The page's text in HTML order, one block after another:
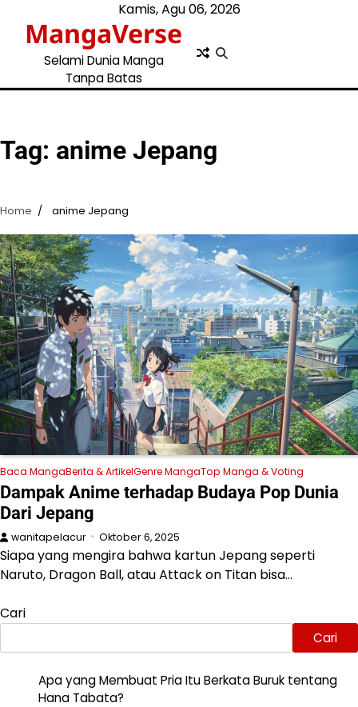
content
Kamis, Agu 06, 2026
MangaVerse
Selami Dunia Manga
Tanpa Batas
Tag: anime Jepang
Home anime Jepang
Baca MangaBerita & ArtikelGenre MangaTop Manga & Voting
Dampak Anime terhadap Budaya Pop Dunia
Dari Jepang
wanitapelacur Oktober 6, 2025
Siapa yang mengira bahwa kartun Jepang seperti
Naruto, Dragon Ball, atau Attack on Titan bisa…
Cari
Cari
Apa yang Membuat Pria Itu Berkata Buruk tentang
Hana Tabata?